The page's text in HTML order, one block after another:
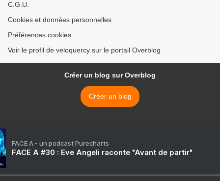
C.G.U.
Cookies et données personnelles
Préférences cookies
Voir le profil de veloquercy sur le portail Overblog
Créer un blog sur Overblog
Créer un blog
FACE A - un podcast Purecharts
FACE A #30 : Eve Angeli raconte "Avant de partir"